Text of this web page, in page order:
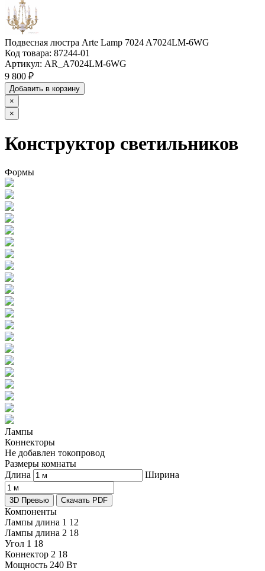
Подвесная люстра Arte Lamp 7024 A7024LM-6WG
Код товара: 87244-01
Артикул: AR_A7024LM-6WG
9 800 ₽
Добавить в корзину
×
×
Конструктор светильников
Формы
Лампы
Коннекторы
Не добавлен токопровод
Размеры комнаты
Длина
Ширина
3D Превью Скачать PDF
Компоненты
Лампы длина 1 12
Лампы длина 2 18
Угол 1 18
Коннектор 2 18
Мощность 240 Вт